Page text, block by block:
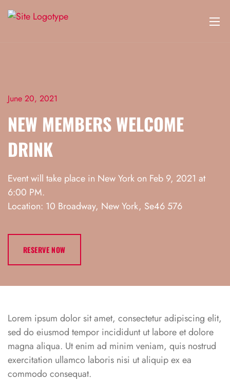
June 20, 2021
NEW MEMBERS WELCOME
DRINK
Event will take place in New York on Feb 9, 2021 at
6:00 PM.
Location: 10 Broadway, New York, Se46 576
RESERVE NOW
Lorem ipsum dolor sit amet, consectetur adipiscing elit,
sed do eiusmod tempor incididunt ut labore et dolore
magna aliqua. Ut enim ad minim veniam, quis nostrud
exercitation ullamco laboris nisi ut aliquip ex ea
commodo consequat.